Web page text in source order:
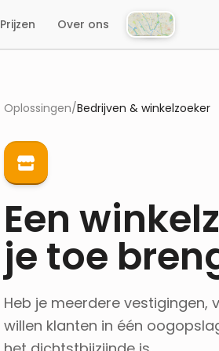
Prijzen Over ons
Atlas
Oplossingen/Bedrijven & winkelzoeker
Een
je toe
Heb je meerdere vestigingen,
willen klanten in één